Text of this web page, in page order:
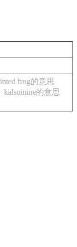
frog的意思
kalsomine的意思